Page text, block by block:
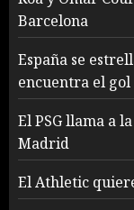
Barcelona
España se
encuentra el gol
El PSG llama a
Madrid
El Athletic